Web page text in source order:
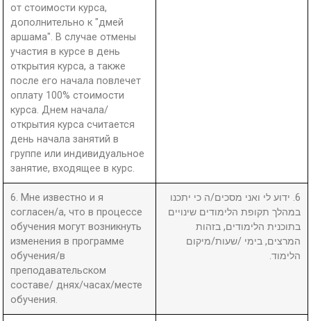
от стоимости курса,
дополнительно к "дмей
аршама". В случае отмены
участия в курсе в день
открытия курса, а также
после его начала повлечет
оплату 100% стоимости
курса. Днем начала/
открытия курса считается
день начала занятий в
группе или индивидуальное
занятие, входящее в курс.
6. Мне известно и я
согласен/а, что в процессе
обучения могут возникнуть
изменения в программе
обучения/в
преподавательском
составе/ днях/часах/месте
обучения.
6. ידוע לי ואני מסכים/ה כי יתכנו
במהלך תקופת הלימודים שינויים
בתוכנית הלימודים, בזהות
המרצים, בימי /שעות/מיקום
הלימוד.